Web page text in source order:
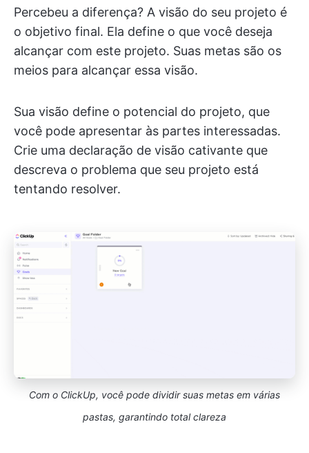
Percebeu a diferença? A visão do seu projeto é
o objetivo final. Ela define o que você deseja
alcançar com este projeto. Suas metas são os
meios para alcançar essa visão.
Sua visão define o potencial do projeto, que
você pode apresentar às partes interessadas.
Crie uma declaração de visão cativante que
descreva o problema que seu projeto está
tentando resolver.
Com o ClickUp, você pode dividir suas metas em várias
pastas, garantindo total clareza